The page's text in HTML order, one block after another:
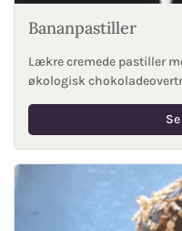
Bananpastiller
Lækre cremede pastiller
økologisk